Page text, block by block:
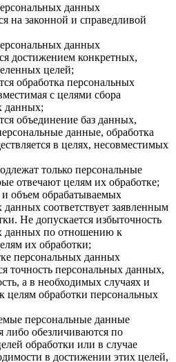
данных
на законной и справедливой
данных
достижением конкретных,
целей;
обработка персональных
с целями сбора
данных;
объединение баз данных,
данные, обработка
в целях, несовместимых
только персональные
отвечают целям их обработке;
объем обрабатываемых
соответствует заявленным
Не допускается избыточность
данных по отношению к
их обработки;
персональных данных
точность персональных данных,
а в необходимых случаях и
целям обработки персональных
персональные данные
либо обезличиваются по
обработки или в случае
в достижении этих целей,